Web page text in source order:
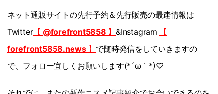
ネット通販サイトの先行予約＆先行販売の最速情報は
Twitter 【 @forefront5858 】 &Instagram
【
forefront5858.news 】 で随時発信をしていきますの
で、フォロー宜しくお願いします(*´ω｀*)♡